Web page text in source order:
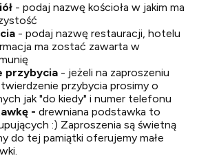
- podaj nazwę kościoła w jakim ma
- podaj nazwę restauracji, hotelu
ma zostać zawarta w
przybycia - jeżeli na zaproszeniu
przybycia prosimy o
jak "do kiedy" i numer telefonu
- drewniana podstawka to
:) Zaproszenia są świetną
do tej pamiątki oferujemy małe